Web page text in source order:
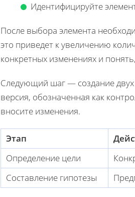
Идентифицируйте
После выбора элемента
это приведет к увеличению
конкретных изменениях и
Следующий шаг — создание
версия, обозначенная как
вносите изменения.
Этап
Определение цели
Составление гипотезы